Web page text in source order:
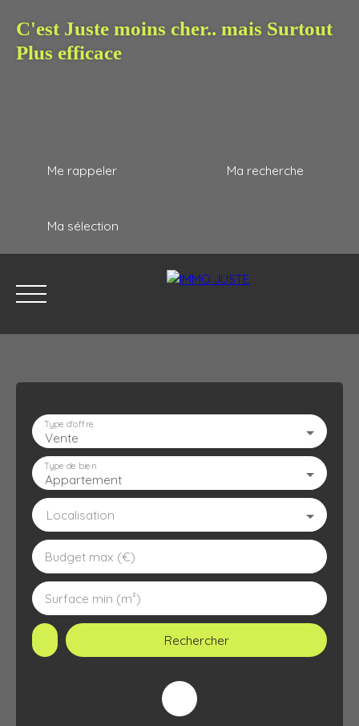
C'est Juste moins cher.. mais Surtout
Plus efficace
Me rappeler Ma recherche
Ma sélection
ACCUEIL ESTIMATION
Vente
Type d'offre
Appartement
Type de bien
Localisation
Budget max (€)
Surface min (m²)
Rechercher